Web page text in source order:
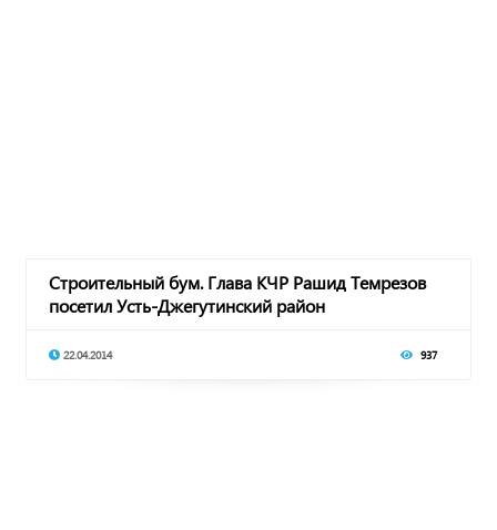
Строительный бум. Глава КЧР Рашид Темрезов
посетил Усть-Джегутинский район
22.04.2014 937